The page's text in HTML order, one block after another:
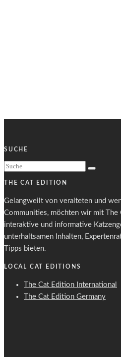
SUCHE
THE CAT EDITION
Gelangweilt von veralteten und
Communities, möchten wir mit
interaktive und informative
unterhaltsamen Inhalten,
Tipps bieten.
LOCAL CAT EDITIONS
The Cat Edition International
The Cat Edition Germany